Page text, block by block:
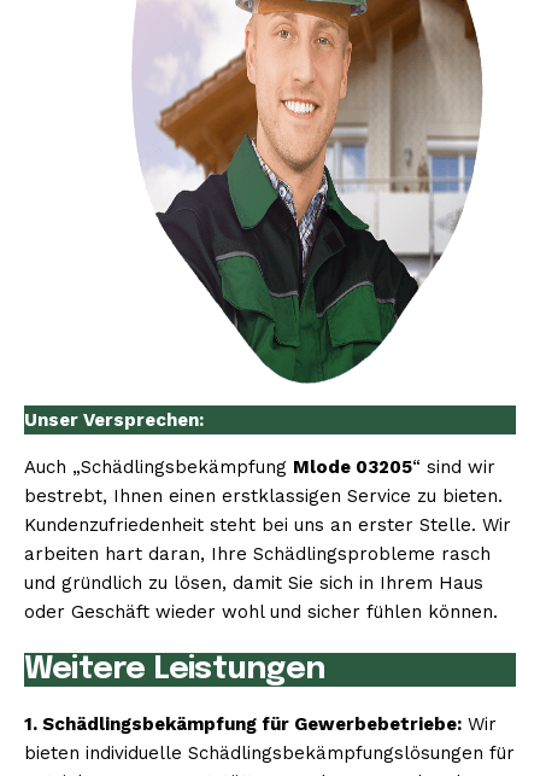
Unser Versprechen:
Auch „Schädlingsbekämpfung Mlode 03205“ sind wir
bestrebt, Ihnen einen erstklassigen Service zu bieten.
Kundenzufriedenheit steht bei uns an erster Stelle. Wir
arbeiten hart daran, Ihre Schädlingsprobleme rasch
und gründlich zu lösen, damit Sie sich in Ihrem Haus
oder Geschäft wieder wohl und sicher fühlen können.
Weitere Leistungen
1. Schädlingsbekämpfung für Gewerbebetriebe: Wir
bieten individuelle Schädlingsbekämpfungslösungen für